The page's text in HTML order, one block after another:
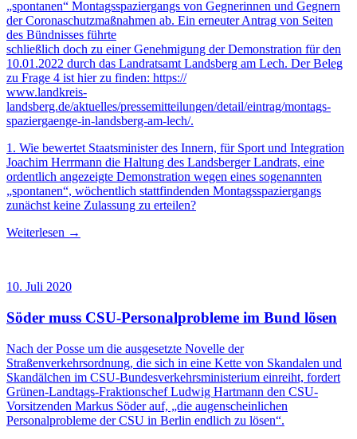
„spontanen“ Montagsspaziergangs von Gegnerinnen und Gegnern
der Coronaschutzmaßnahmen ab. Ein erneuter Antrag von Seiten
des Bündnisses führte
schließlich doch zu einer Genehmigung der Demonstration für den
10.01.2022 durch das Landratsamt Landsberg am Lech. Der Beleg
zu Frage 4 ist hier zu finden: https://
www.landkreis-
landsberg.de/aktuelles/pressemitteilungen/detail/eintrag/montags-
spaziergaenge-in-landsberg-am-lech/.
1. Wie bewertet Staatsminister des Innern, für Sport und Integration
Joachim Herrmann die Haltung des Landsberger Landrats, eine
ordentlich angezeigte Demonstration wegen eines sogenannten
„spontanen“, wöchentlich stattfindenden Montagsspaziergangs
zunächst keine Zulassung zu erteilen?
Weiterlesen →
10. Juli 2020
Söder muss CSU-Personalprobleme im Bund lösen
Nach der Posse um die ausgesetzte Novelle der
Straßenverkehrsordnung, die sich in eine Kette von Skandalen und
Skandälchen im CSU-Bundesverkehrsministerium einreiht, fordert
Grünen-Landtags-Fraktionschef Ludwig Hartmann den CSU-
Vorsitzenden Markus Söder auf, „die augenscheinlichen
Personalprobleme der CSU in Berlin endlich zu lösen“.